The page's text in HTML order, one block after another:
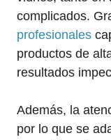
complicados.
profesionales
productos de
resultados
Además, la
por lo que se